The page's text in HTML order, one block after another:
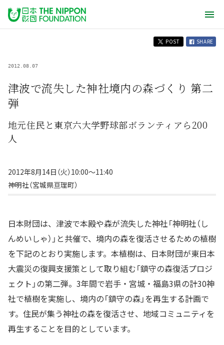
POST SHARE
2012.08.07
津波で流失した神社境内の森づくり 第二
弾
地元住民と東京六大学野球部ボランティアら200
人
2012年8月14日（火）10:00〜11:40
神明社（宮城県亘理町）
日本財団は、津波で本殿や森が流失した神社「神明社（し
んめいしゃ）」と共催で、境内の森を復活させるための植樹
を下記のとおり実施します。本植樹は、日本財団が東日本
大震災の復興支援策として取り組む「鎮守の森復活プロジ
ェクト」の第二弾。3年間で岩手・宮城・福島3県の計30神
社で植樹を実施し、境内の「鎮守の森」を再生する計画で
す。住民が集う神社の森を復活させ、地域コミュニティを
再生することを目的としています。